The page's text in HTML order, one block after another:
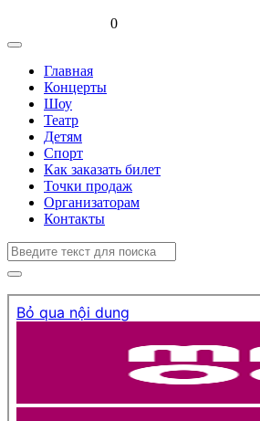
0
Главная
Концерты
Шоу
Театр
Детям
Спорт
Как заказать билет
Точки продаж
Организаторам
Контакты